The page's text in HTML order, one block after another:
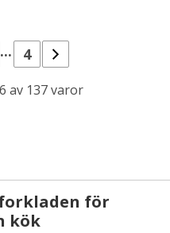
... 4
av 137 varor
för
kök